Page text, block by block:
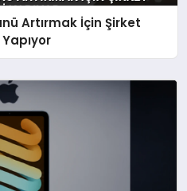
Artırmak İçin Şirket